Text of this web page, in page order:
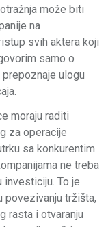
može biti
na
svih aktera koji
samo o
ulogu
moraju raditi
za operacije
sa konkurentim
ne treba
To je
povezivanju tržišta,
rasta i otvaranju